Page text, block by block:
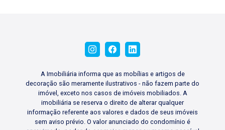
A Imobiliária informa que as mobílias e artigos de
decoração são meramente ilustrativos - não fazem parte do
imóvel, exceto nos casos de imóveis mobiliados. A
imobiliária se reserva o direito de alterar qualquer
informação referente aos valores e dados de seus imóveis
sem aviso prévio. O valor anunciado do condomínio é